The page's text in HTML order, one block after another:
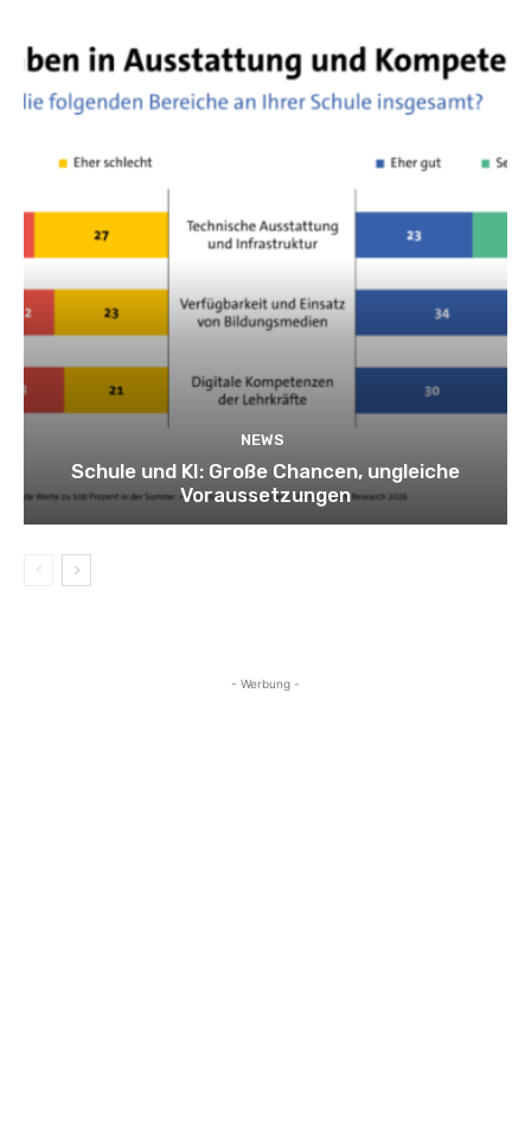
NEWS
Schule und KI: Große Chancen, ungleiche
Voraussetzungen
- Werbung -